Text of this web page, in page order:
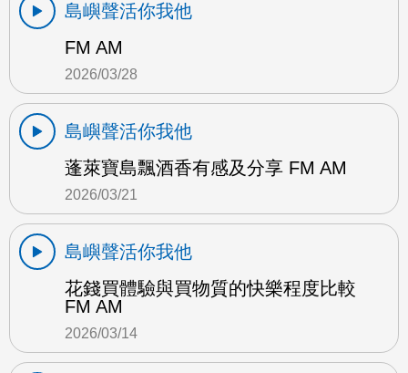
島嶼聲活你我他
FM AM
2026/03/28
島嶼聲活你我他
蓬萊寶島飄酒香有感及分享 FM AM
2026/03/21
島嶼聲活你我他
花錢買體驗與買物質的快樂程度比較
FM AM
2026/03/14